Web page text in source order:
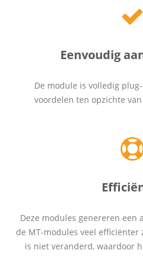
Eenvoudig
De module is volledig
voordelen ten opzichte
Deze modules genereren een
de MT-modules veel
is niet veranderd, waardoor